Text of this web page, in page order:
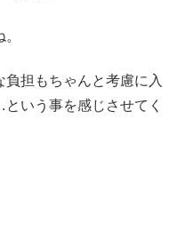
担もちゃんと考慮に入
いう事を感じさせてく